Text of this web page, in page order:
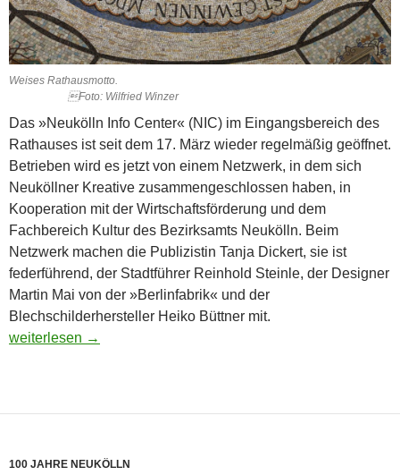
Weises Rathausmotto.
Foto: Wilfried Winzer
Das »Neukölln Info Center« (NIC) im Eingangsbereich des
Rathauses ist seit dem 17. März wieder regelmäßig geöffnet.
Betrieben wird es jetzt von einem Netzwerk, in dem sich
Neuköllner Kreative zusammengeschlossen haben, in
Kooperation mit der Wirtschaftsförderung und dem
Fachbereich Kultur des Bezirksamts Neukölln. Beim
Netzwerk machen die Publizistin Tanja Dickert, sie ist
federführend, der Stadtführer Reinhold Steinle, der Designer
Martin Mai von der »Berlinfabrik« und der
Blechschilderhersteller Heiko Büttner mit.
Dem Rathaus aufs Dach steigen
weiterlesen →
100 JAHRE NEUKÖLLN